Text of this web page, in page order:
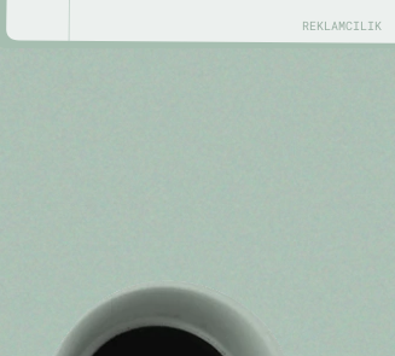
REKLAMCILIK